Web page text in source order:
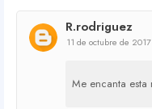
R.rodriguez
11 de octubre de
Me encanta